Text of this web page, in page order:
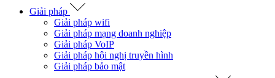
Giải pháp
Giải pháp wifi
Giải pháp mạng doanh nghiệp
Giải pháp VoIP
Giải pháp hội nghị truyền hình
Giải pháp bảo mật